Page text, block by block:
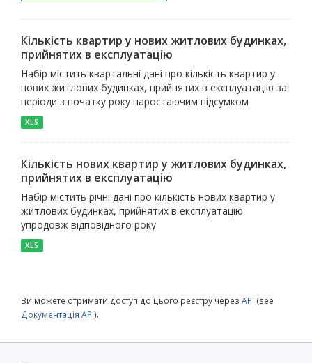
Кількість квартир у нових житлових будинках,
прийнятих в експлуатацію
Набір містить квартальні дані про кількість квартир у
нових житлових будинках, прийнятих в експлуатацію за
періоди з початку року наростаючим підсумком
XLS
Кількість нових квартир у житлових будинках,
прийнятих в експлуатацію
Набір містить річні дані про кількість нових квартир у
житлових будинках, прийнятих в експлуатацію
упродовж відповідного року
XLS
Ви можете отримати доступ до цього реєстру через API (see
Документація API).